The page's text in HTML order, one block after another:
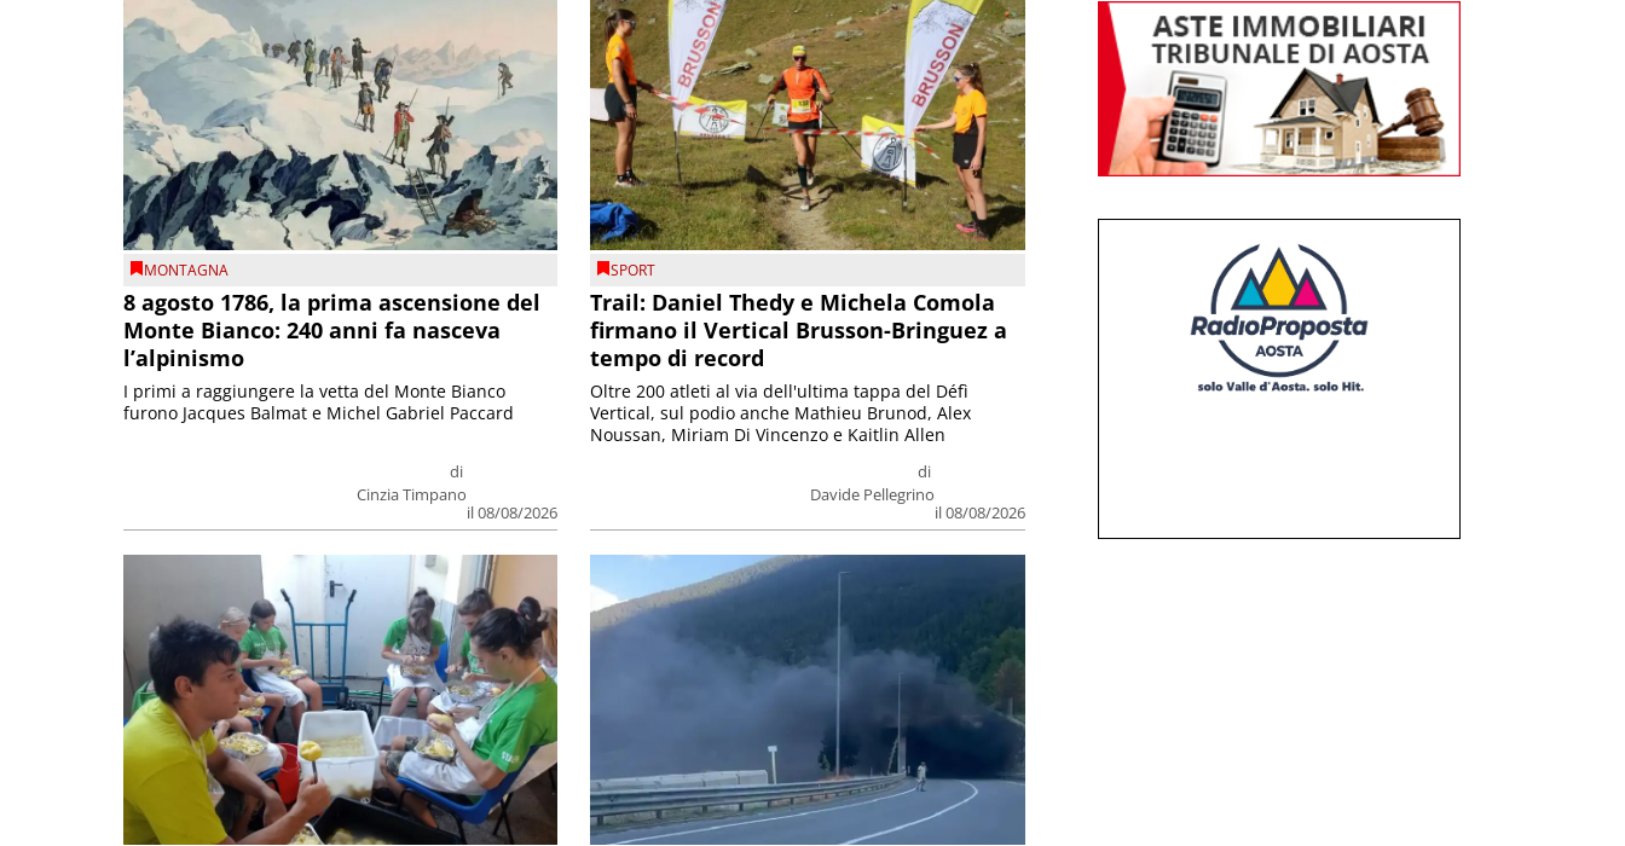
MONTAGNA
8 agosto 1786, la prima ascensione del
Monte Bianco: 240 anni fa nasceva
l’alpinismo
di
Cinzia Timpano
il 08/08/2026
I primi a raggiungere la vetta del Monte Bianco
furono Jacques Balmat e Michel Gabriel Paccard
SPORT
Trail: Daniel Thedy e Michela Comola
firmano il Vertical Brusson-Bringuez a
tempo di record
di
Davide Pellegrino
il 08/08/2026
Oltre 200 atleti al via dell'ultima tappa del Défì
Vertical, sul podio anche Mathieu Brunod, Alex
Noussan, Miriam Di Vincenzo e Kaitlin Allen